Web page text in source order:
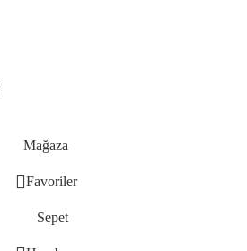
Mağaza
Favoriler
Sepet